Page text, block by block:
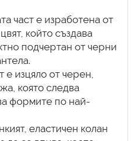
част е изработена от
който създава
подчертан от черни
е изцяло от черен,
която следва
формите по най-
еластичен колан